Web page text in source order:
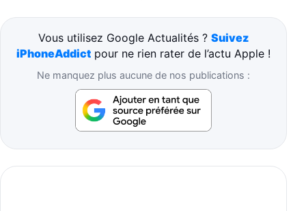
Vous utilisez Google Actualités ? Suivez
iPhoneAddict pour ne rien rater de l’actu Apple !
Ne manquez plus aucune de nos publications :